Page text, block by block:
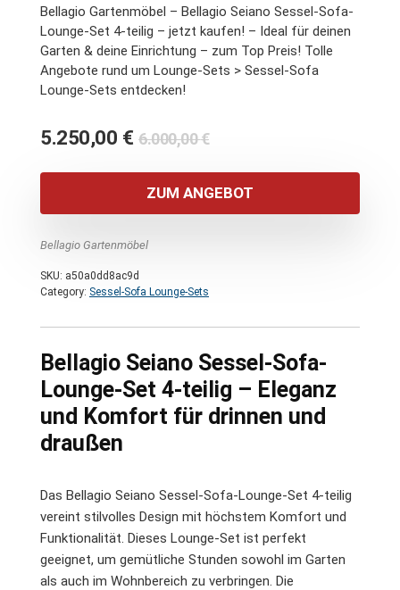
Bellagio Gartenmöbel – Bellagio Seiano Sessel-Sofa-
Lounge-Set 4-teilig – jetzt kaufen! – Ideal für deinen
Garten & deine Einrichtung – zum Top Preis! Tolle
Angebote rund um Lounge-Sets > Sessel-Sofa
Lounge-Sets entdecken!
6.000,00€Ursprünglicher
war:
6.000,00 €
5.250,00 €
Aktueller
ist:
5.250,00 €.
ZUM ANGEBOT
Bellagio Gartenmöbel
SKU: a50a0dd8ac9d
Category: Sessel-Sofa Lounge-Sets
Bellagio Seiano Sessel-Sofa-
Lounge-Set 4-teilig – Eleganz
und Komfort für drinnen und
draußen
Das Bellagio Seiano Sessel-Sofa-Lounge-Set 4-teilig
vereint stilvolles Design mit höchstem Komfort und
Funktionalität. Dieses Lounge-Set ist perfekt
geeignet, um gemütliche Stunden sowohl im Garten
als auch im Wohnbereich zu verbringen. Die